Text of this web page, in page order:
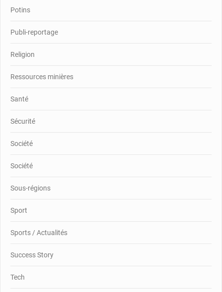
Potins
Publi-reportage
Religion
Ressources minières
Santé
Sécurité
Société
Société
Sous-régions
Sport
Sports / Actualités
Success Story
Tech